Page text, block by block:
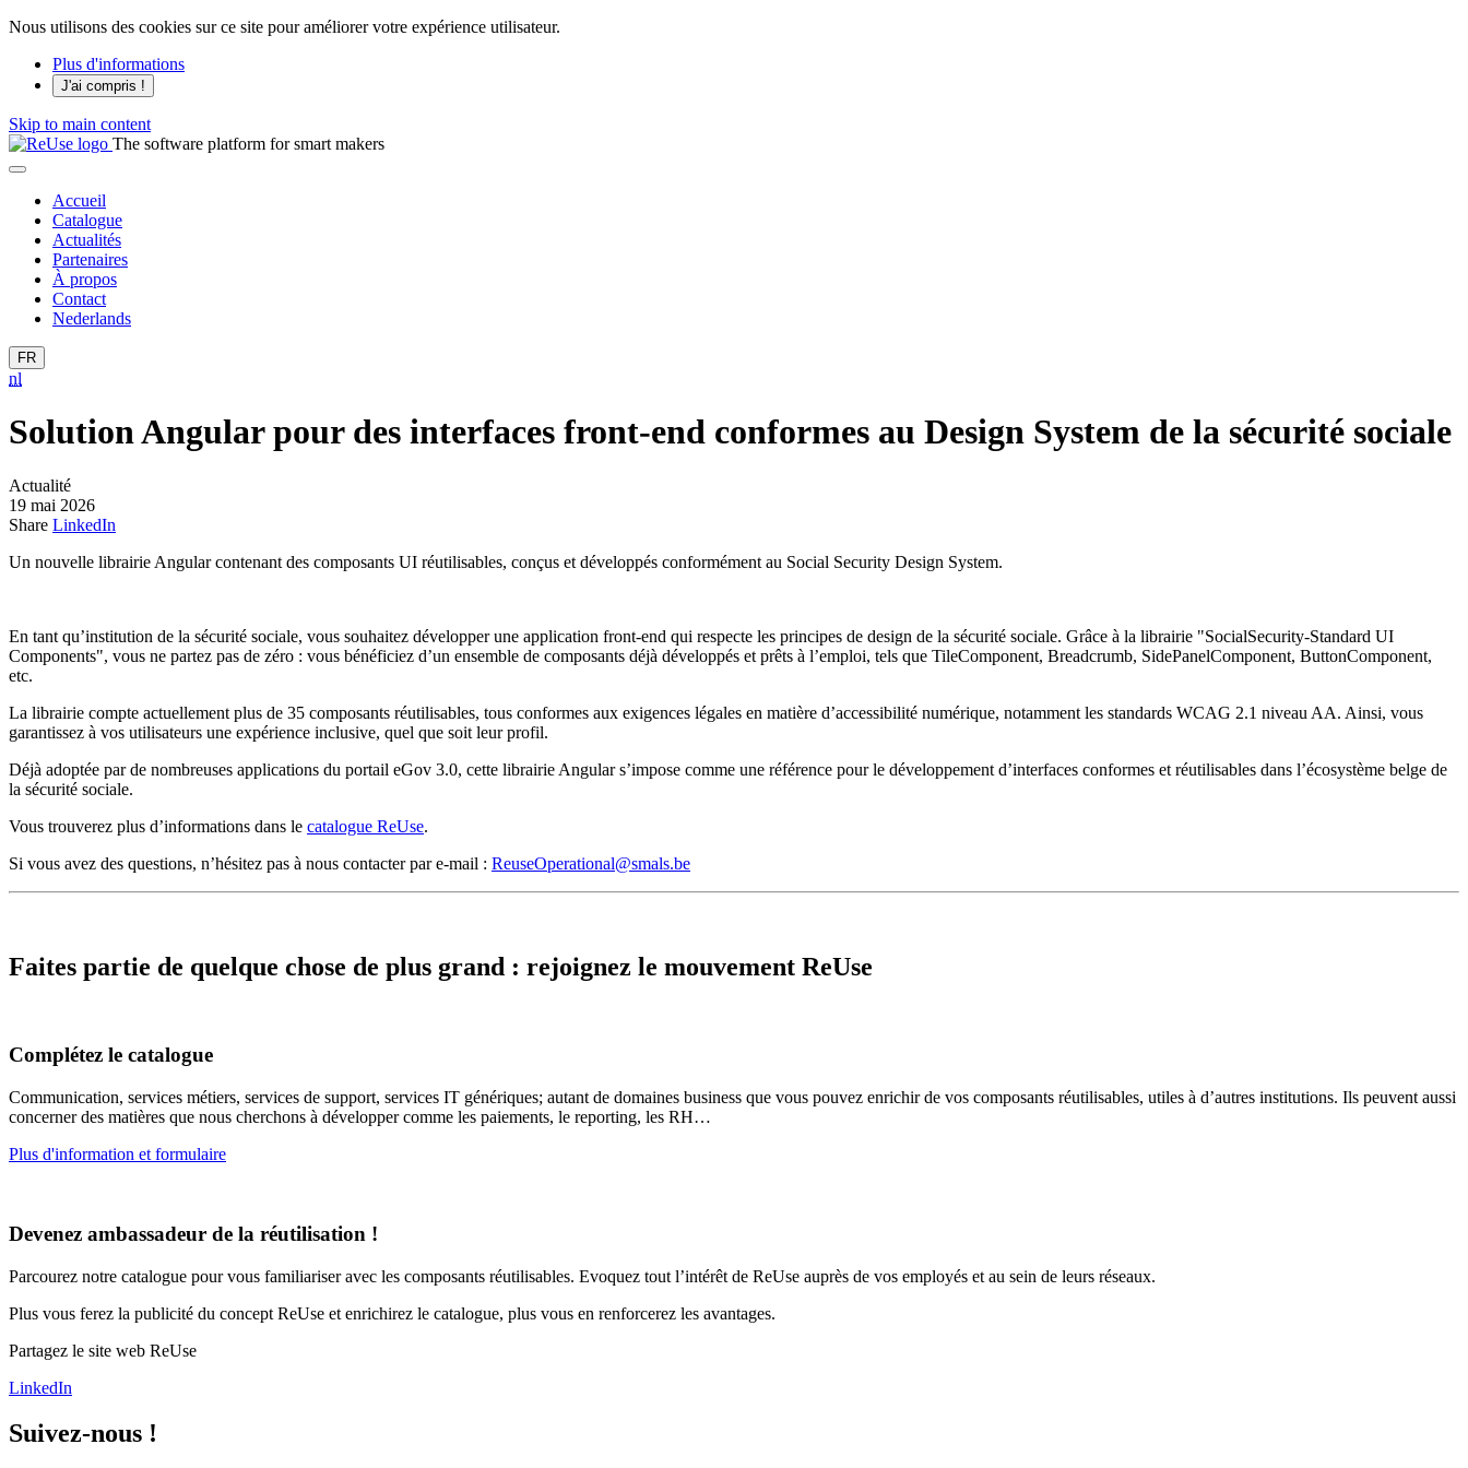
Nous utilisons des cookies sur ce site pour améliorer votre expérience utilisateur.
Plus d'informations
J'ai compris !
Skip to main content
The software platform for smart makers
Accueil
Catalogue
Actualités
Partenaires
À propos
Contact
Nederlands
FR
nl
Solution Angular pour des interfaces front-end conformes au Design System de la sécurité sociale
Actualité
19 mai 2026
Share LinkedIn
Un nouvelle librairie Angular contenant des composants UI réutilisables, conçus et développés conformément au Social Security Design System.
En tant qu’institution de la sécurité sociale, vous souhaitez développer une application front-end qui respecte les principes de design de la sécurité sociale. Grâce à la librairie "SocialSecurity-Standard UI
Components", vous ne partez pas de zéro : vous bénéficiez d’un ensemble de composants déjà développés et prêts à l’emploi, tels que TileComponent, Breadcrumb, SidePanelComponent, ButtonComponent,
etc.
La librairie compte actuellement plus de 35 composants réutilisables, tous conformes aux exigences légales en matière d’accessibilité numérique, notamment les standards WCAG 2.1 niveau AA. Ainsi, vous
garantissez à vos utilisateurs une expérience inclusive, quel que soit leur profil.
Déjà adoptée par de nombreuses applications du portail eGov 3.0, cette librairie Angular s’impose comme une référence pour le développement d’interfaces conformes et réutilisables dans l’écosystème belge de
la sécurité sociale.
Vous trouverez plus d’informations dans le catalogue ReUse.
Si vous avez des questions, n’hésitez pas à nous contacter par e-mail : ReuseOperational@smals.be
Faites partie de quelque chose de plus grand : rejoignez le mouvement ReUse
Complétez le catalogue
Communication, services métiers, services de support, services IT génériques; autant de domaines business que vous pouvez enrichir de vos composants réutilisables, utiles à d’autres institutions. Ils peuvent aussi
concerner des matières que nous cherchons à développer comme les paiements, le reporting, les RH…
Plus d'information et formulaire
Devenez ambassadeur de la réutilisation !
Parcourez notre catalogue pour vous familiariser avec les composants réutilisables. Evoquez tout l’intérêt de ReUse auprès de vos employés et au sein de leurs réseaux.
Plus vous ferez la publicité du concept ReUse et enrichirez le catalogue, plus vous en renforcerez les avantages.
Partagez le site web ReUse
LinkedIn
Suivez-nous !